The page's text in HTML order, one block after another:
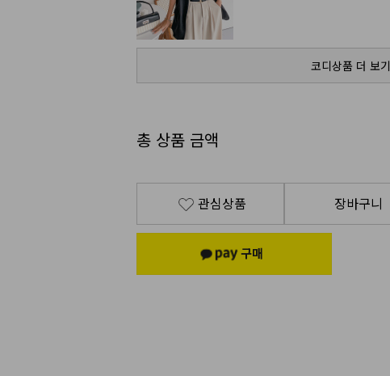
코디상품 더 보기
총 상품 금액
관심상품 장바구니